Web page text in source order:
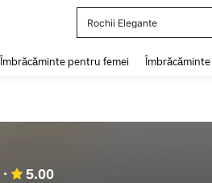
Rochii Elegante
Îmbrăcăminte pentru femei
5.00